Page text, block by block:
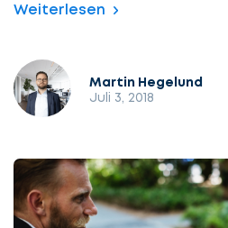
Weiterlesen
Martin Hegelund
Juli 3, 2018